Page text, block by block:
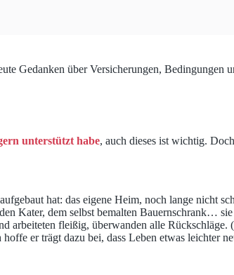
Gedanken über Versicherungen, Bedingungen
unterstützt habe, auch dieses ist wichtig.
hat: das eigene Heim, noch lange nicht
Kater, dem selbst bemalten Bauernschrank…
arbeiteten fleißig, überwanden alle Rückschläge. (
er trägt dazu bei, dass Leben etwas leichter